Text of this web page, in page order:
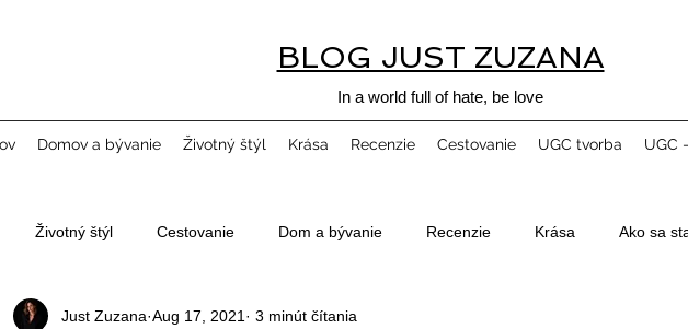
BLOG JUST ZUZANA
In a world full of hate, be love
Domov a bývanie Životný štýl Krása Recenzie Cestovanie UGC tvorba UGC
Životný štýl Cestovanie Dom a bývanie Recenzie Krása Ako sa
obsahu a UGCJust Zuzana Aug 17, 2021 3 minút čítania